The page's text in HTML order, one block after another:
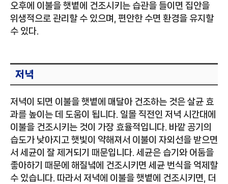
오후에 이불을 햇볕에 건조시키는 습관을 들이면 집안을
위생적으로 관리할 수 있으며, 편안한 수면 환경을 유지할
수 있다.
저녁
저녁이 되면 이불을 햇볕에 매달아 건조하는 것은 살균 효
과를 높이는 데 도움이 됩니다. 일몰 직전인 저녁 시간대에
이불을 건조시키는 것이 가장 효율적입니다. 바깥 공기의
습도가 낮아지고 햇빛이 약해져서 이불이 자외선을 받으면
서 세균이 잘 제거되기 때문입니다. 세균은 습기와 어둠을
좋아하기 때문에 해질녘에 건조시키면 세균 번식을 억제할
수 있습니다. 따라서 저녁에 이불을 햇볕에 건조시키면, 더